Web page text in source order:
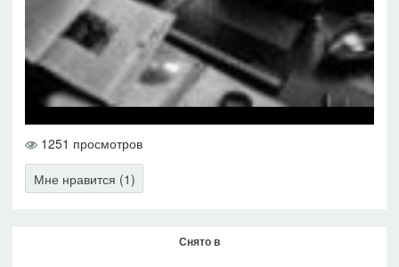
1251 просмотров
Мне нравится (1)
Снято в